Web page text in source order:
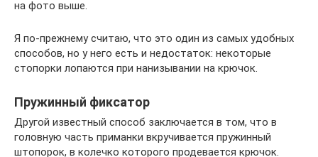
на фото выше.
Я по-прежнему считаю, что это один из самых удобных
способов, но у него есть и недостаток: некоторые
стопорки лопаются при нанизывании на крючок.
Пружинный фиксатор
Другой известный способ заключается в том, что в
головную часть приманки вкручивается пружинный
штопорок, в колечко которого продевается крючок.